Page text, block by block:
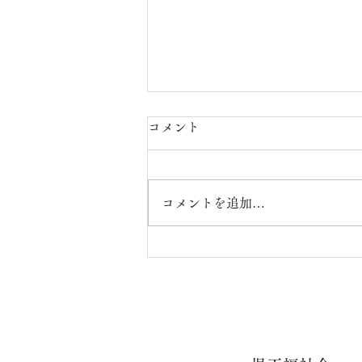
ウエルカフェこだま【R8年7
コメント
コメントを追加…